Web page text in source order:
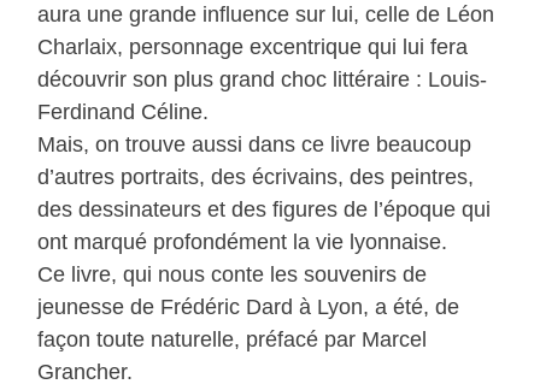
aura une grande influence sur lui, celle de Léon
Charlaix, personnage excentrique qui lui fera
découvrir son plus grand choc littéraire : Louis-
Ferdinand Céline.
Mais, on trouve aussi dans ce livre beaucoup
d’autres portraits, des écrivains, des peintres,
des dessinateurs et des figures de l’époque qui
ont marqué profondément la vie lyonnaise.
Ce livre, qui nous conte les souvenirs de
jeunesse de Frédéric Dard à Lyon, a été, de
façon toute naturelle, préfacé par Marcel
Grancher.